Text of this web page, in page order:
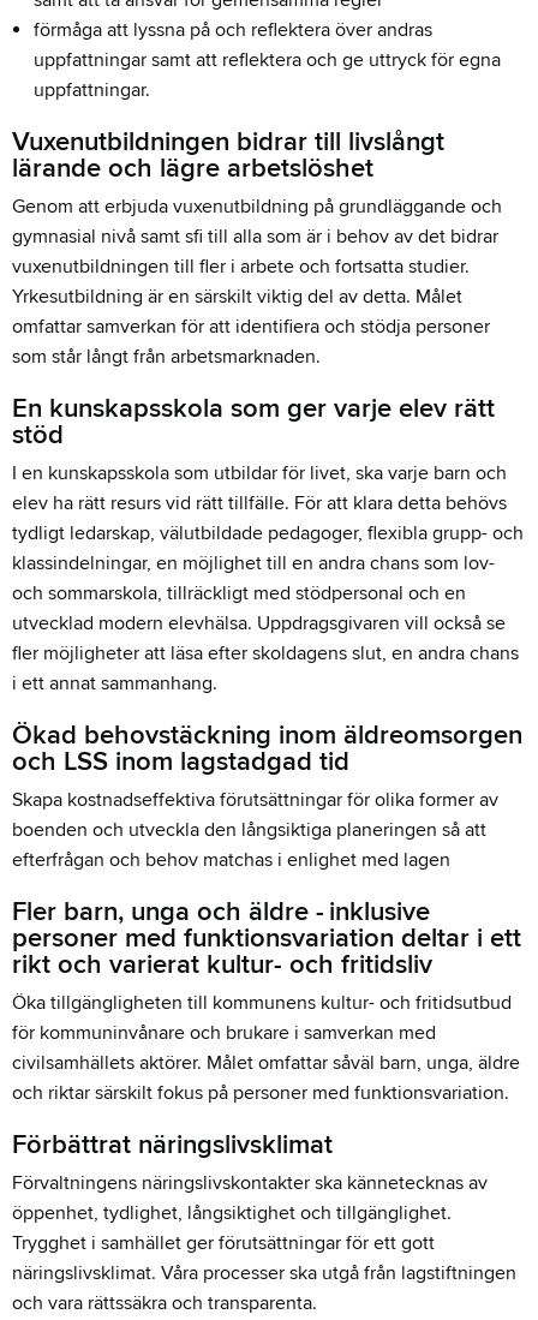
förmåga att lyssna på och reflektera över andras
uppfattningar samt att reflektera och ge uttryck för egna
uppfattningar.
Vuxenutbildningen bidrar till livslångt
lärande och lägre arbetslöshet
Genom att erbjuda vuxenutbildning på grundläggande och
gymnasial nivå samt sfi till alla som är i behov av det bidrar
vuxenutbildningen till fler i arbete och fortsatta studier.
Yrkesutbildning är en särskilt viktig del av detta. Målet
omfattar samverkan för att identifiera och stödja personer
som står långt från arbetsmarknaden.
En kunskapsskola som ger varje elev rätt
stöd
I en kunskapsskola som utbildar för livet, ska varje barn och
elev ha rätt resurs vid rätt tillfälle. För att klara detta behövs
tydligt ledarskap, välutbildade pedagoger, flexibla grupp- och
klassindelningar, en möjlighet till en andra chans som lov-
och sommarskola, tillräckligt med stödpersonal och en
utvecklad modern elevhälsa. Uppdragsgivaren vill också se
fler möjligheter att läsa efter skoldagens slut, en andra chans
i ett annat sammanhang.
Ökad behovstäckning inom äldreomsorgen
och LSS inom lagstadgad tid
Skapa kostnadseffektiva förutsättningar för olika former av
boenden och utveckla den långsiktiga planeringen så att
efterfrågan och behov matchas i enlighet med lagen
Fler barn, unga och äldre - inklusive
personer med funktionsvariation deltar i ett
rikt och varierat kultur- och fritidsliv
Öka tillgängligheten till kommunens kultur- och fritidsutbud
för kommuninvånare och brukare i samverkan med
civilsamhällets aktörer. Målet omfattar såväl barn, unga, äldre
och riktar särskilt fokus på personer med funktionsvariation.
Förbättrat näringslivsklimat
Förvaltningens näringslivskontakter ska kännetecknas av
öppenhet, tydlighet, långsiktighet och tillgänglighet.
Trygghet i samhället ger förutsättningar för ett gott
näringslivsklimat. Våra processer ska utgå från lagstiftningen
och vara rättssäkra och transparenta.